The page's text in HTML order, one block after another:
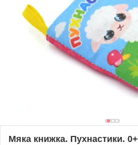
Мяка книжка. Пухнастики. 0+